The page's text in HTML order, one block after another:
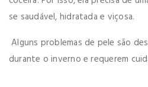
se saudável, hidratada e viçosa.
Alguns problemas de pele são
durante o inverno e requerem